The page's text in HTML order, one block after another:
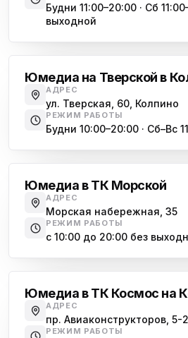
Будни 11:00–20:00 · Сб
выходной
Юмедиа на Тверской в
АДРЕС
ул. Тверская, 60, Колпино
РЕЖИМ РАБОТЫ
Будни 10:00–20:00 · Сб–Вс
Юмедиа в ТК Морской
АДРЕС
Морская набережная, 35
РЕЖИМ РАБОТЫ
с 10:00 до 20:00 без
Юмедиа в ТК Космос на
АДРЕС
пр. Авиаконструкторов, 5-2
РЕЖИМ РАБОТЫ